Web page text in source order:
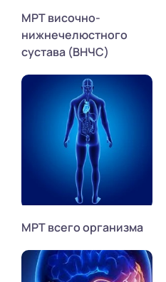
МРТ височно-
нижнечелюстного
сустава (ВНЧС)
МРТ всего организма